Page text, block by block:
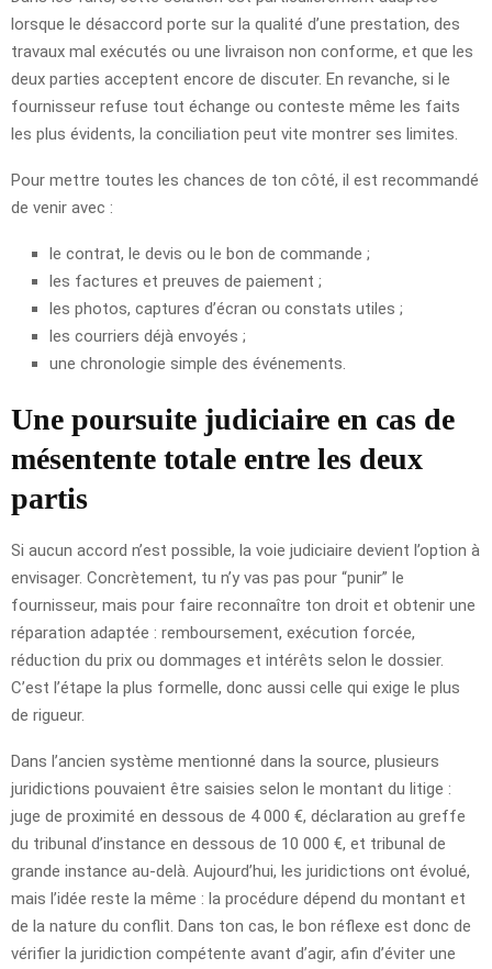
lorsque le désaccord porte sur la qualité d’une prestation, des
travaux mal exécutés ou une livraison non conforme, et que les
deux parties acceptent encore de discuter. En revanche, si le
fournisseur refuse tout échange ou conteste même les faits
les plus évidents, la conciliation peut vite montrer ses limites.
Pour mettre toutes les chances de ton côté, il est recommandé
de venir avec :
le contrat, le devis ou le bon de commande ;
les factures et preuves de paiement ;
les photos, captures d’écran ou constats utiles ;
les courriers déjà envoyés ;
une chronologie simple des événements.
Une poursuite judiciaire en cas de
mésentente totale entre les deux
partis
Si aucun accord n’est possible, la voie judiciaire devient l’option à
envisager. Concrètement, tu n’y vas pas pour “punir” le
fournisseur, mais pour faire reconnaître ton droit et obtenir une
réparation adaptée : remboursement, exécution forcée,
réduction du prix ou dommages et intérêts selon le dossier.
C’est l’étape la plus formelle, donc aussi celle qui exige le plus
de rigueur.
Dans l’ancien système mentionné dans la source, plusieurs
juridictions pouvaient être saisies selon le montant du litige :
juge de proximité en dessous de 4 000 €, déclaration au greffe
du tribunal d’instance en dessous de 10 000 €, et tribunal de
grande instance au-delà. Aujourd’hui, les juridictions ont évolué,
mais l’idée reste la même : la procédure dépend du montant et
de la nature du conflit. Dans ton cas, le bon réflexe est donc de
vérifier la juridiction compétente avant d’agir, afin d’éviter une